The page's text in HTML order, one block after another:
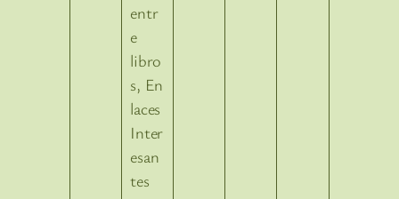
entr
e
libro
s, En
laces
Inter
esan
tes